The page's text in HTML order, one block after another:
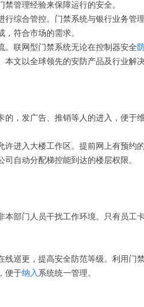
管理经验来保障运行的安全。
综合管控。门禁系统与银行业务管
符合市场的需求。
。联网型门禁系统无论在控制器安全
文以全球领先的安防产品及行业解
，发广告、推销等人的进入，便于
入大楼工作区。提前网上有预约
自动分配梯控能到达的楼层权限。
门人员干扰工作环境。只有员工卡
更，提高安全防范等级。利用门
便于纳入系统统一管理。